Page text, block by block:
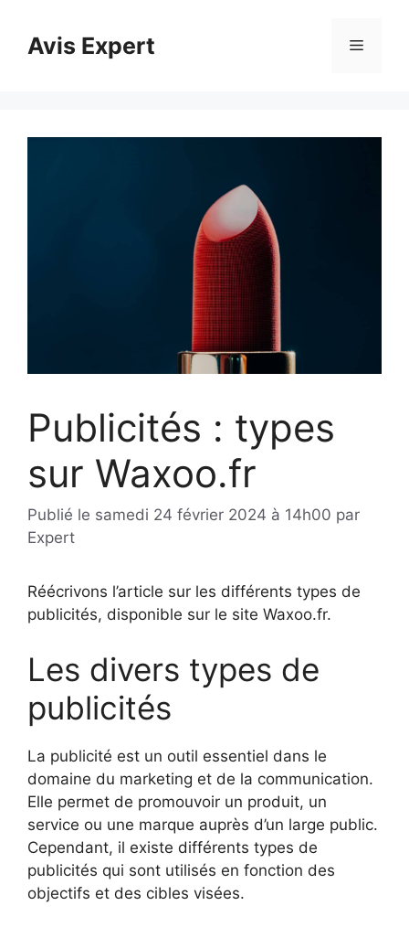
contenuAvis Expert Menu
Publicités : types
sur Waxoo.fr
Publié le samedi 24 février 2024 à 14h00 par
Expert
Réécrivons l’article sur les différents types de
publicités, disponible sur le site Waxoo.fr.
Les divers types de
publicités
La publicité est un outil essentiel dans le
domaine du marketing et de la communication.
Elle permet de promouvoir un produit, un
service ou une marque auprès d’un large public.
Cependant, il existe différents types de
publicités qui sont utilisés en fonction des
objectifs et des cibles visées.